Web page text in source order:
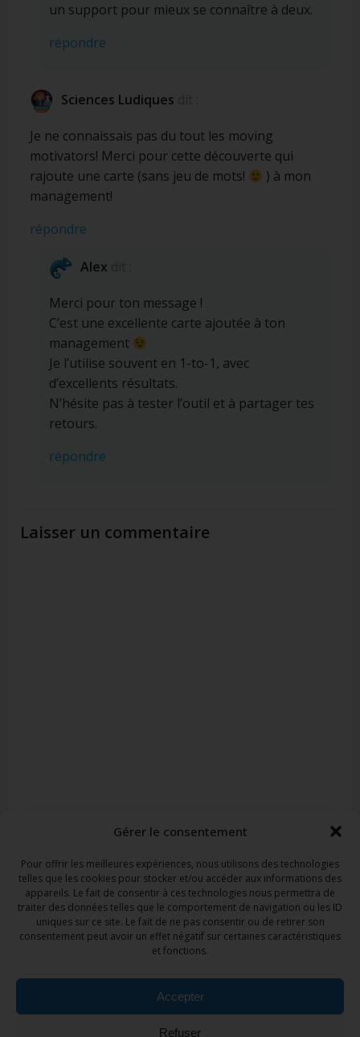
Gérer le consentement
Pour offrir les meilleures expériences, nous utilisons des technologies
telles que les cookies pour stocker et/ou accéder aux informations des
appareils. Le fait de consentir à ces technologies nous permettra de
traiter des données telles que le comportement de navigation ou les ID
uniques sur ce site. Le fait de ne pas consentir ou de retirer son
consentement peut avoir un effet négatif sur certaines caractéristiques
et fonctions.
Accepter
Refuser
un support pour mieux se connaître à deux.
répondre
Sciences Ludiques
Je ne connaissais pas du tout les moving
motivators! Merci pour cette découverte qui
rajoute une carte (sans jeu de mots!
) à mon
management!
répondre
Alex
Merci pour ton message !
C’est une excellente carte ajoutée à ton
management
Je l’utilise souvent en 1-to-1, avec
d’excellents résultats.
N’hésite pas à tester l’outil et à partager tes
retours.
répondre
Laisser un commentaire